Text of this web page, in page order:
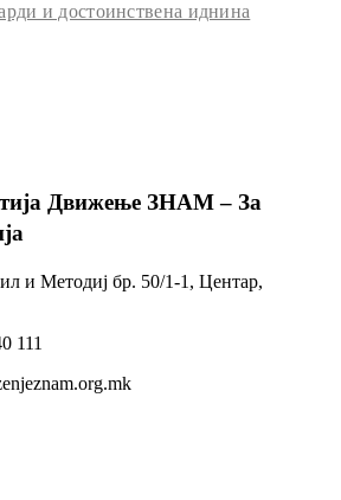
и достоинствена иднина
Движење ЗНАМ – За
и Методиј бр. 50/1-1, Центар,
111